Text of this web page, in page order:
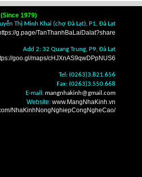
1979)
Thị Minh Khai (chợ Đà Lạt), P1, Đà Lạt
g.page/TanThanhBaLaiDalat?share
Add 2: 32 Quang Trung, P9, Đà Lạt
goo.gl/maps/cHJXnAS9qwDPpNUS6
Tel: (0263)3.821.656
Fax: (0263)3.550.668
E-mail: mangnhakinh@gmail.com
Website: www.MangNhaKinh.vn
NhaKinhNongNghiepCongNgheCao/